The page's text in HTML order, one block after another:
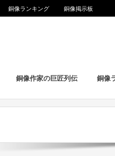
銅像ランキング 銅像掲示板
銅像作家の巨匠列伝 銅像